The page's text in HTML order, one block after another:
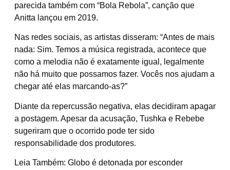
parecida também com “Bola Rebola”, canção que
Anitta lançou em 2019.
Nas redes sociais, as artistas disseram: “Antes de mais
nada: Sim. Temos a música registrada, acontece que
como a melodia não é exatamente igual, legalmente
não há muito que possamos fazer. Vocês nos ajudam a
chegar até elas marcando-as?”
Diante da repercussão negativa, elas decidiram apagar
a postagem. Apesar da acusação, Tushka e Rebebe
sugeriram que o ocorrido pode ter sido
responsabilidade dos produtores.
Leia Também: Globo é detonada por esconder